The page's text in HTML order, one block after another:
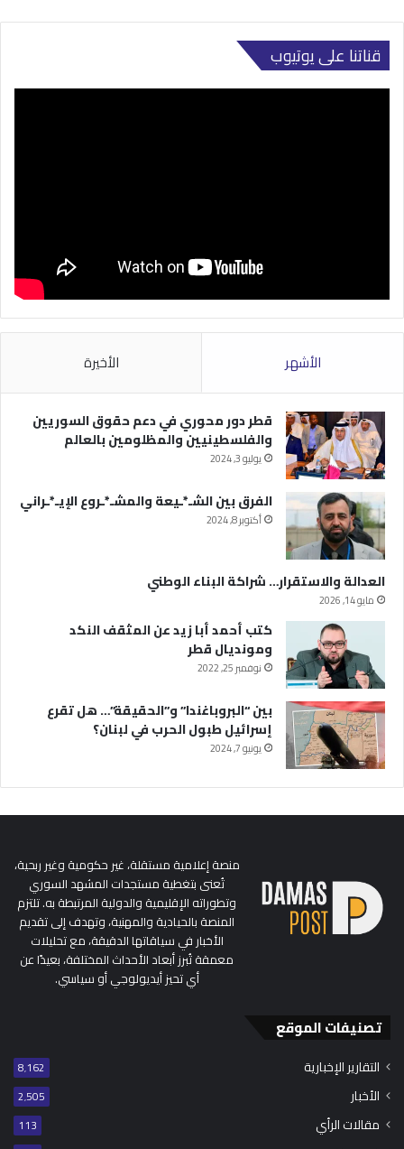
قناتنا على يوتيوب
الأشهر الأخيرة
قطر دور محوري في دعم حقوق السوريين
والفلسطينيين والمظلومين بالعالم
يوليو 3, 2024
الفرق بين الشـ*ـيعة والمشـ*ـروع الإيـ*ـراني
أكتوبر 8, 2024
العدالة والاستقرار… شراكة البناء الوطني
مايو 14, 2026
كتب أحمد أبا زيد عن المثقف النكد
ومونديال قطر
نوفمبر 25, 2022
بين “البروباغندا” و”الحقيقة”… هل تقرع
إسرائيل طبول الحرب في لبنان؟
يونيو 7, 2024
منصة إعلامية مستقلة، غير حكومية وغير ربحية،
تُعنى بتغطية مستجدات المشهد السوري
وتطوراته الإقليمية والدولية المرتبطة به. تلتزم
المنصة بالحيادية والمهنية، وتهدف إلى تقديم
الأخبار في سياقاتها الدقيقة، مع تحليلات
معمقة تُبرز أبعاد الأحداث المختلفة، بعيدًا عن
أي تحيز أيديولوجي أو سياسي.
تصنيفات الموقع
التقارير الإخبارية 8٬162
الأخبار 2٬505
مقالات الرأي 113